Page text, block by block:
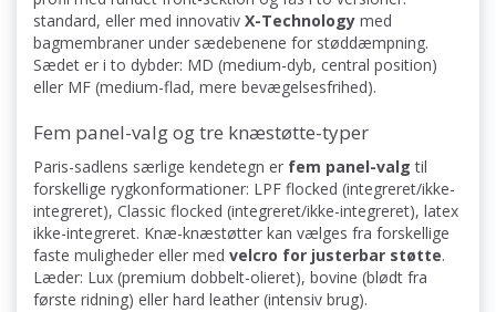
standard, eller med innovativ X-Technology med
bagmembraner under sædebenene for støddæmpning.
Sædet er i to dybder: MD (medium-dyb, central position)
eller MF (medium-flad, mere bevægelsesfrihed).
Fem panel-valg og tre knæstøtte-typer
Paris-sadlens særlige kendetegn er fem panel-valg til
forskellige rygkonformationer: LPF flocked (integreret/ikke-
integreret), Classic flocked (integreret/ikke-integreret), latex
ikke-integreret. Knæ-knæstøtter kan vælges fra forskellige
faste muligheder eller med velcro for justerbar støtte.
Læder: Lux (premium dobbelt-olieret), bovine (blødt fra
første ridning) eller hard leather (intensiv brug).